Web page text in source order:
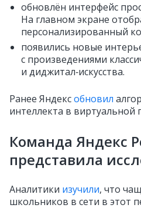
обновлён интерфейс
На главном экране
персонализированный
появились новые
с произведениями
и диджитал‑искусства.
Ранее Яндексобновил
интеллекта в
Команда Яндекс
представила
Аналитики изучили, что
школьников в сети в этот